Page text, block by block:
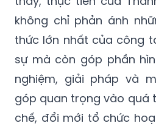
không chỉ phản ánh
thức lớn nhất của công
sự mà còn góp phần
nghiệm, giải pháp và
góp quan trọng vào quá
chế, đổi mới tổ chức